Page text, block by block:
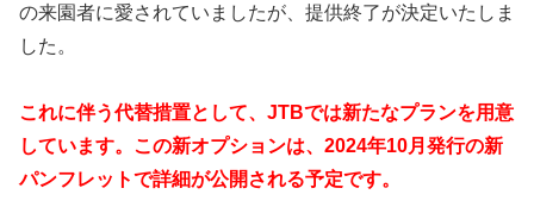
の来園者に愛されていましたが、提供終了が決定いたしま
した。
これに伴う代替措置として、JTBでは新たなプランを用意
しています。この新オプションは、2024年10月発行の新
パンフレットで詳細が公開される予定です。